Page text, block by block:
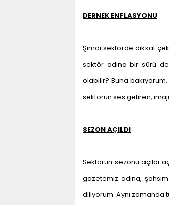
DERNEK ENFLASYONU
Şimdi sektörde dikkat
sektör adına bir sürü
olabilir? Buna
sektörün ses getiren,
SEZON AÇILDI
Sektörün sezonu açıldı
gazetemiz adına,
diliyorum. Aynı zamanda